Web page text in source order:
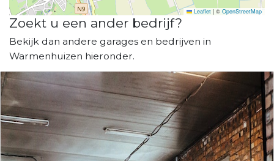
Leaflet | © OpenStreetMap
Zoekt u een ander bedrijf?
Bekijk dan andere garages en bedrijven in
Warmenhuizen hieronder.